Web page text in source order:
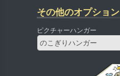
その他のオプション
ピクチャーハンガー
のこぎりハンガー